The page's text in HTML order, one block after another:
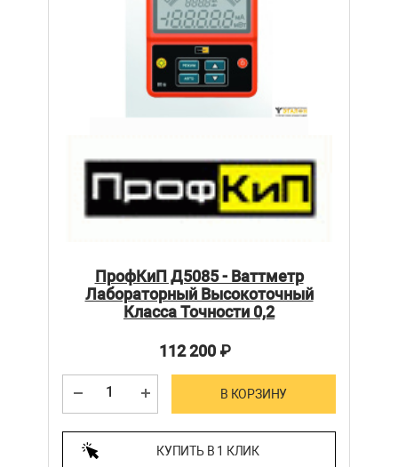
ПрофКиП Д5085 - Ваттметр
Лабораторный Высокоточный
Класса Точности 0,2
112 200₽
В КОРЗИНУ
КУПИТЬ В 1 КЛИК